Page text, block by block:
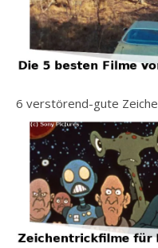
6 verstörend-gute